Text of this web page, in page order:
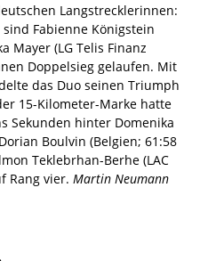
Langstrecklerinnen:
Fabienne Königstein
Mayer (LG Telis Finanz
Doppelsieg gelaufen. Mit
das Duo seinen Triumph
15-Kilometer-Marke hatte
Sekunden hinter Domenika
Boulvin (Belgien; 61:58
Teklebrhan-Berhe (LAC
Rang vier. Martin Neumann